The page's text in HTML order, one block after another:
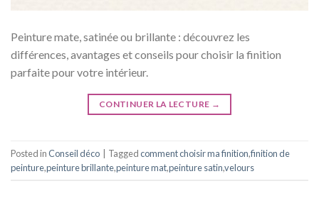
Peinture mate, satinée ou brillante : découvrez les
différences, avantages et conseils pour choisir la finition
parfaite pour votre intérieur.
CONTINUER LA LECTURE →
Posted inConseil déco Taggedcomment choisir ma finition,finition de
peinture,peinture brillante,peinture mat,peinture satin,velours